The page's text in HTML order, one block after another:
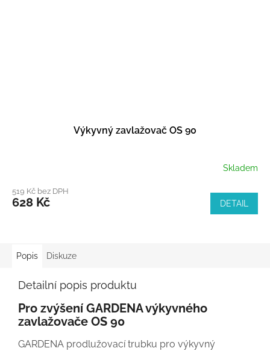
Výkyvný zavlažovač OS 90
Skladem
519 Kč bez DPH
628 Kč DETAIL
Popis Diskuze
Detailní popis produktu
Pro zvýšení GARDENA výkyvného
zavlažovače OS 90
GARDENA prodlužovací trubku pro výkyvný